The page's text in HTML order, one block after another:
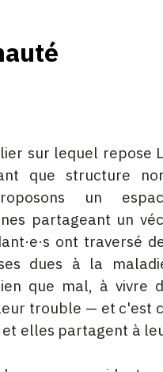
sur lequel repose
que structure
un
partageant un
ont traversé
dues à la
que mal, à vivre
trouble — et c'est
elles partagent à